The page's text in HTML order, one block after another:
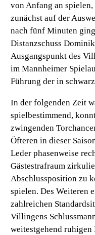
von Anfang an spielen,
zunächst auf der
nach fünf Minuten
Distanzschuss
Ausgangspunkt des
im Mannheimer
Führung der in
In der folgenden Zeit
spielbestimmend,
zwingenden
Öfteren in dieser
Leder phasenweise
Gästestrafraum
Abschlussposition zu
spielen. Des Weiteren
zahlreichen
Villingens
weitestgehend